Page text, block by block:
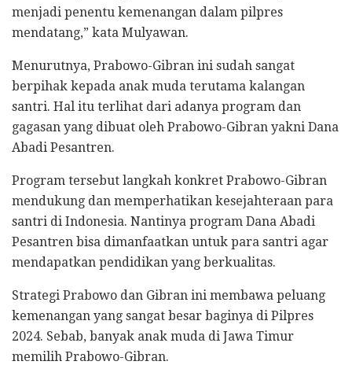
menjadi penentu kemenangan dalam pilpres
mendatang,” kata Mulyawan.
Menurutnya, Prabowo-Gibran ini sudah sangat
berpihak kepada anak muda terutama kalangan
santri. Hal itu terlihat dari adanya program dan
gagasan yang dibuat oleh Prabowo-Gibran yakni Dana
Abadi Pesantren.
Program tersebut langkah konkret Prabowo-Gibran
mendukung dan memperhatikan kesejahteraan para
santri di Indonesia. Nantinya program Dana Abadi
Pesantren bisa dimanfaatkan untuk para santri agar
mendapatkan pendidikan yang berkualitas.
Strategi Prabowo dan Gibran ini membawa peluang
kemenangan yang sangat besar baginya di Pilpres
2024. Sebab, banyak anak muda di Jawa Timur
memilih Prabowo-Gibran.